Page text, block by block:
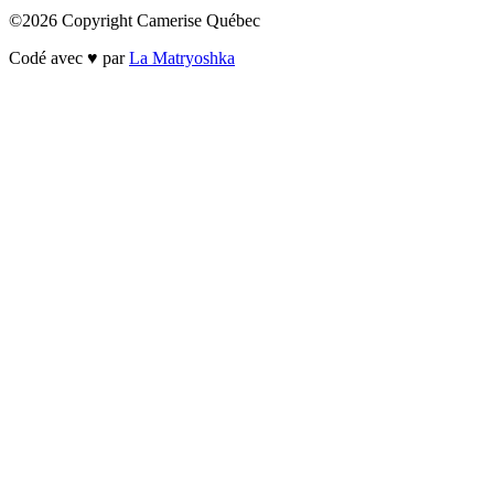
©2026 Copyright Camerise Québec
Codé avec ♥ parLa Matryoshka